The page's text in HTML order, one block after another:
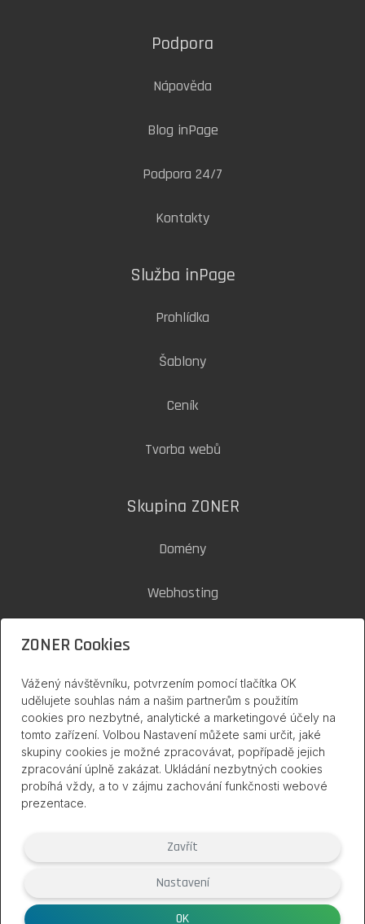
Podpora
Nápověda
Blog inPage
Podpora 24/7
Kontakty
Služba inPage
Prohlídka
Šablony
Ceník
Tvorba webů
Skupina ZONER
Domény
Webhosting
Zoner Cloud
inPage na internetu
(2007 – 2026) Službu inPage poskytuje společnost ZONER a.s. |
www.zoner.eu
ZONER Cookies
Vážený návštěvníku, potvrzením pomocí tlačítka OK
udělujete souhlas nám a našim partnerům s použitím
cookies pro nezbytné, analytické a marketingové účely na
tomto zařízení. Volbou Nastavení můžete sami určit, jaké
skupiny cookies je možné zpracovávat, popřípadě jejich
zpracování úplně zakázat. Ukládání nezbytných cookies
probíhá vždy, a to v zájmu zachování funkčnosti webové
prezentace.
Zavřít
Nastavení
OK